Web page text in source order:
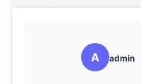
A admin